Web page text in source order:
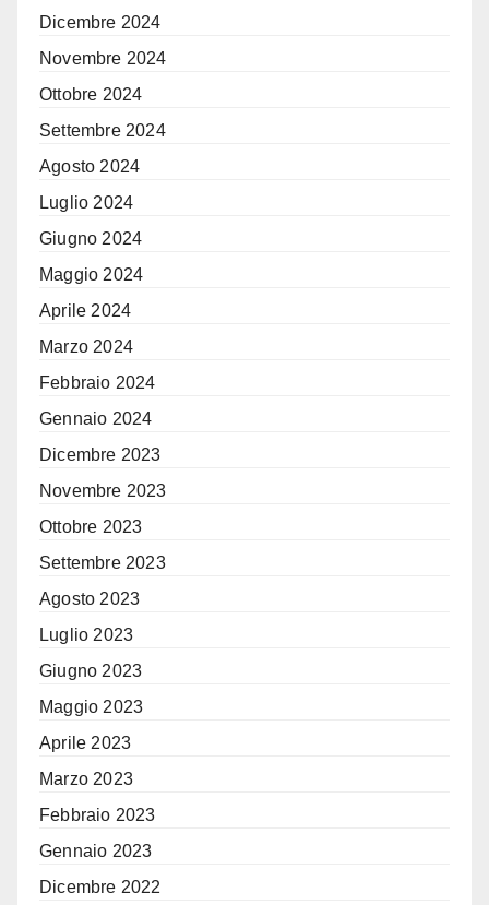
Dicembre 2024
Novembre 2024
Ottobre 2024
Settembre 2024
Agosto 2024
Luglio 2024
Giugno 2024
Maggio 2024
Aprile 2024
Marzo 2024
Febbraio 2024
Gennaio 2024
Dicembre 2023
Novembre 2023
Ottobre 2023
Settembre 2023
Agosto 2023
Luglio 2023
Giugno 2023
Maggio 2023
Aprile 2023
Marzo 2023
Febbraio 2023
Gennaio 2023
Dicembre 2022